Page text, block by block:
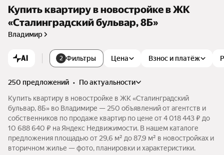
Купить квартиру в новостройке в ЖК
«Сталинградский бульвар, 8Б»
Владимир
AI 2 Фильтры Цена Взнос и платёж
250 предложений •
по актуальности
Купить квартиру в новостройке в ЖК «Сталинградский
бульвар, 8Б» во Владимире — 250 объявлений от агентств и
собственников по продаже квартир по цене от 4 018 443 ₽ до
10 688 640 ₽ на Яндекс Недвижимости. В нашем каталоге
предложения площадью от 29,6 м² до 87,9 м² в новостройках и
вторичном жилье — фото, планировки и характеристики.